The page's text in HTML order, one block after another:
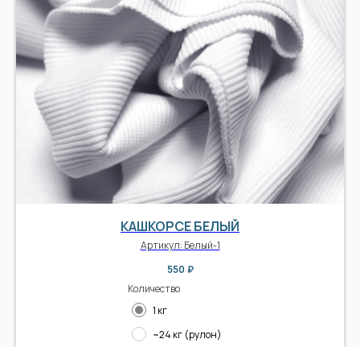
КАШКОРСЕ БЕЛЫЙ
Артикул: Белый-1
550 ₽
Количество
1 кг
~24 кг (рулон)